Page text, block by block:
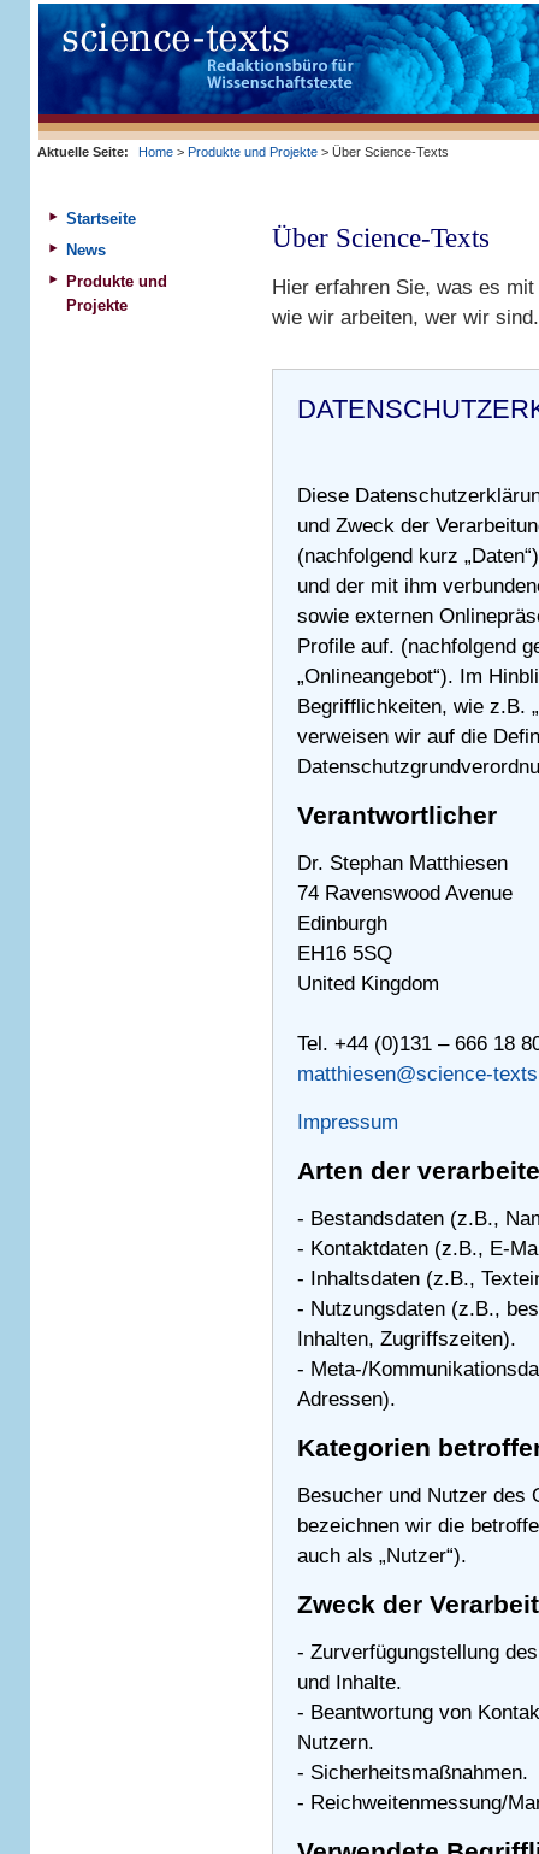
Aktuelle Seite: Home> Produkte und Projekte> Über Science-Texts
Über Science-Texts
Hier erfahren Sie, was es
wie wir arbeiten, wer wir sind.
Diese
und Zweck der
(nachfolgend kurz
und der mit ihm
sowie externen
Profile auf. (nachfolgend
„Onlineangebot“). Im
Begrifflichkeiten, wie z.B.
verweisen wir auf die
Verantwortlicher
Dr. Stephan Matthiesen
74 Ravenswood Avenue
Edinburgh
EH16 5SQ
United Kingdom
Tel. +44 (0)131 – 666 18
matthiesen@science-
Impressum
Arten der
- Bestandsdaten (z.B.,
- Kontaktdaten (z.B., E-
- Inhaltsdaten (z.B.,
- Nutzungsdaten (z.B.,
Inhalten, Zugriffszeiten).
- Meta-/
Adressen).
Kategorien
Besucher und Nutzer des
bezeichnen wir die
auch als „Nutzer“).
Zweck der
- Zurverfügungstellung
und Inhalte.
- Beantwortung von
Nutzern.
- Sicherheitsmaßnahmen.
- Reichweitenmessung/
Startseite
News
Produkte und
Projekte